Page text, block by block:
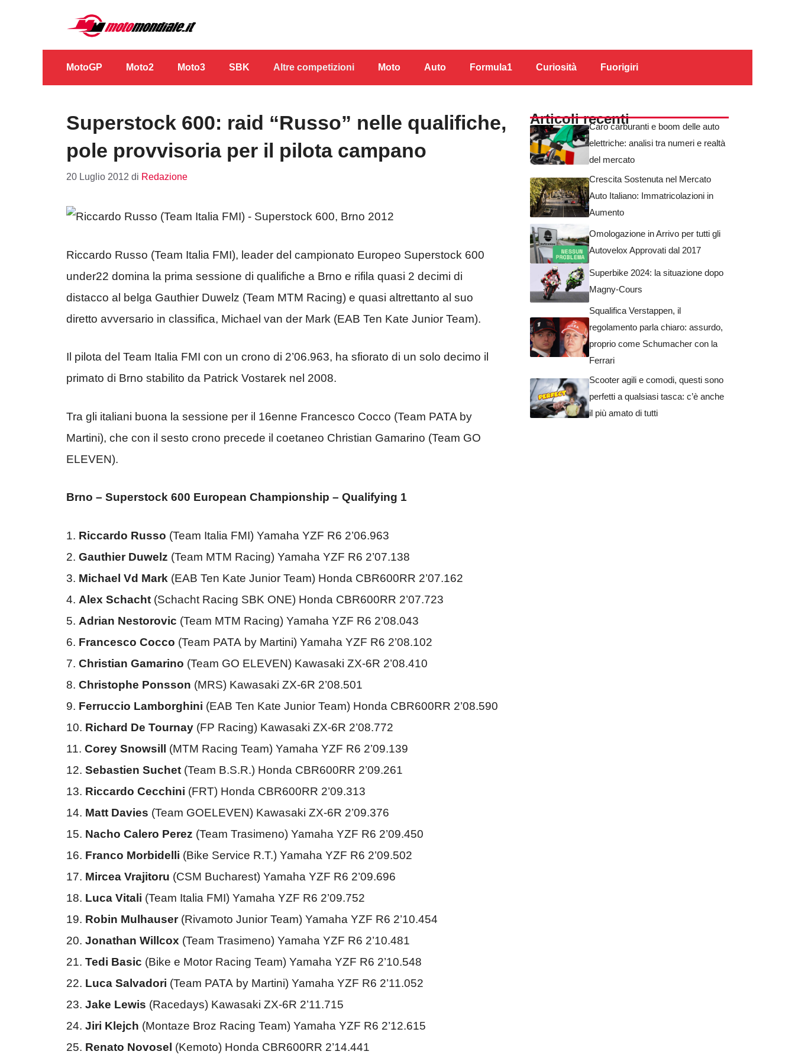
contenuto
MotoGP Moto2 Moto3 SBK Altre competizioni Moto Auto Formula1 Curiosità Fuorigiri
Superstock 600: raid “Russo” nelle qualifiche,
pole provvisoria per il pilota campano
20 Luglio 2012 di Redazione
Riccardo Russo (Team Italia FMI), leader del campionato Europeo Superstock 600
under22 domina la prima sessione di qualifiche a Brno e rifila quasi 2 decimi di
distacco al belga Gauthier Duwelz (Team MTM Racing) e quasi altrettanto al suo
diretto avversario in classifica, Michael van der Mark (EAB Ten Kate Junior Team).
Il pilota del Team Italia FMI con un crono di 2’06.963, ha sfiorato di un solo decimo il
primato di Brno stabilito da Patrick Vostarek nel 2008.
Tra gli italiani buona la sessione per il 16enne Francesco Cocco (Team PATA by
Martini), che con il sesto crono precede il coetaneo Christian Gamarino (Team GO
ELEVEN).
Brno – Superstock 600 European Championship – Qualifying 1
1. Riccardo Russo (Team Italia FMI) Yamaha YZF R6 2’06.963
2. Gauthier Duwelz (Team MTM Racing) Yamaha YZF R6 2’07.138
3. Michael Vd Mark (EAB Ten Kate Junior Team) Honda CBR600RR 2’07.162
4. Alex Schacht (Schacht Racing SBK ONE) Honda CBR600RR 2’07.723
5. Adrian Nestorovic (Team MTM Racing) Yamaha YZF R6 2’08.043
6. Francesco Cocco (Team PATA by Martini) Yamaha YZF R6 2’08.102
7. Christian Gamarino (Team GO ELEVEN) Kawasaki ZX-6R 2’08.410
8. Christophe Ponsson (MRS) Kawasaki ZX-6R 2’08.501
9. Ferruccio Lamborghini (EAB Ten Kate Junior Team) Honda CBR600RR 2’08.590
10. Richard De Tournay (FP Racing) Kawasaki ZX-6R 2’08.772
11. Corey Snowsill (MTM Racing Team) Yamaha YZF R6 2’09.139
12. Sebastien Suchet (Team B.S.R.) Honda CBR600RR 2’09.261
13. Riccardo Cecchini (FRT) Honda CBR600RR 2’09.313
14. Matt Davies (Team GOELEVEN) Kawasaki ZX-6R 2’09.376
15. Nacho Calero Perez (Team Trasimeno) Yamaha YZF R6 2’09.450
16. Franco Morbidelli (Bike Service R.T.) Yamaha YZF R6 2’09.502
17. Mircea Vrajitoru (CSM Bucharest) Yamaha YZF R6 2’09.696
18. Luca Vitali (Team Italia FMI) Yamaha YZF R6 2’09.752
19. Robin Mulhauser (Rivamoto Junior Team) Yamaha YZF R6 2’10.454
20. Jonathan Willcox (Team Trasimeno) Yamaha YZF R6 2’10.481
21. Tedi Basic (Bike e Motor Racing Team) Yamaha YZF R6 2’10.548
22. Luca Salvadori (Team PATA by Martini) Yamaha YZF R6 2’11.052
23. Jake Lewis (Racedays) Kawasaki ZX-6R 2’11.715
24. Jiri Klejch (Montaze Broz Racing Team) Yamaha YZF R6 2’12.615
25. Renato Novosel (Kemoto) Honda CBR600RR 2’14.441
Articoli recentiCaro carburanti e boom delle auto
elettriche: analisi tra numeri e realtà
del mercato
Crescita Sostenuta nel Mercato
Auto Italiano: Immatricolazioni in
Aumento
Omologazione in Arrivo per tutti gli
Autovelox Approvati dal 2017
Superbike 2024: la situazione dopo
Magny-Cours
Squalifica Verstappen, il
regolamento parla chiaro: assurdo,
proprio come Schumacher con la
Ferrari
Scooter agili e comodi, questi sono
perfetti a qualsiasi tasca: c’è anche
il più amato di tutti